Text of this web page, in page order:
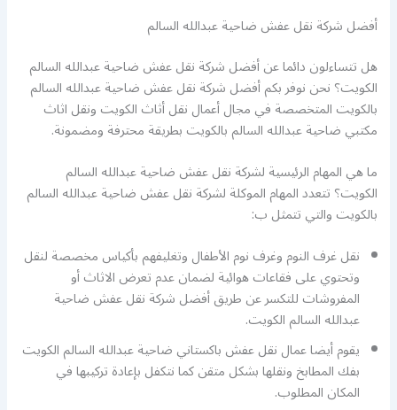
أفضل شركة نقل عفش ضاحية عبدالله السالم
هل تتساءلون دائما عن أفضل شركة نقل عفش ضاحية عبدالله السالم
الكويت؟ نحن نوفر بكم أفضل شركة نقل عفش ضاحية عبدالله السالم
بالكويت المتخصصة في مجال أعمال نقل أثاث الكويت ونقل اثاث
مكتبي ضاحية عبدالله السالم بالكويت بطريقة محترفة ومضمونة.
ما هي المهام الرئيسية لشركة نقل عفش ضاحية عبدالله السالم
الكويت؟ تتعدد المهام الموكلة لشركة نقل عفش ضاحية عبدالله السالم
بالكويت والتي تتمثل ب:
نقل غرف النوم وغرف نوم الأطفال وتغليفهم بأكياس مخصصة لنقل
وتحتوي على فقاعات هوائية لضمان عدم تعرض الاثاث أو
المفروشات للتكسر عن طريق أفضل شركة نقل عفش ضاحية
عبدالله السالم الكويت.
يقوم أيضا عمال نقل عفش باكستاني ضاحية عبدالله السالم الكويت
بفك المطابخ ونقلها بشكل متقن كما نتكفل بإعادة تركيبها في
المكان المطلوب.